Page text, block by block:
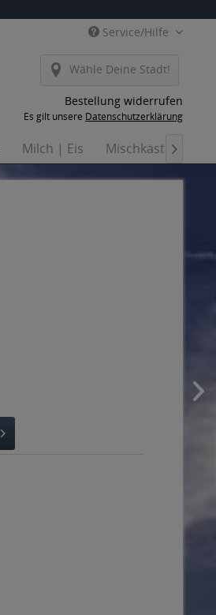
Service/Hilfe
Wähle Deine Stadt!
Bestellung widerrufen
Es gilt unsere Datenschutzerklärung
Milch | Eis Mischkästen
